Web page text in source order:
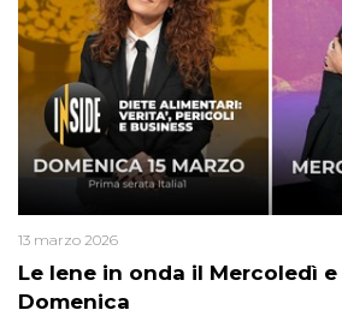
Le Iene in onda il Mercoledì
Domenica
13 marzo 2026